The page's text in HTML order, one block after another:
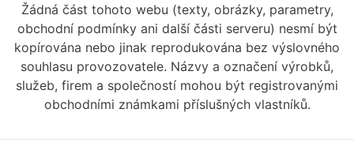
Žádná část tohoto webu (texty, obrázky, parametry,
obchodní podmínky ani další části serveru) nesmí být
kopírována nebo jinak reprodukována bez výslovného
souhlasu provozovatele. Názvy a označení výrobků,
služeb, firem a společností mohou být registrovanými
obchodními známkami příslušných vlastníků.